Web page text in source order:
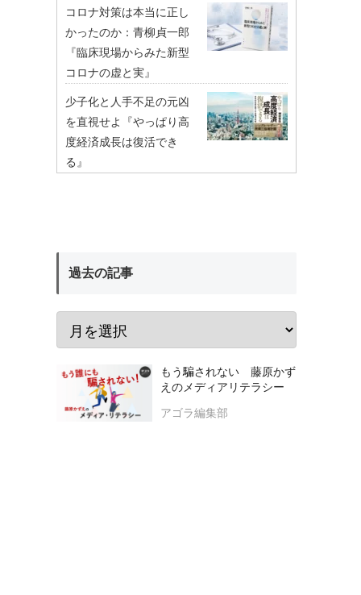
コロナ対策は本当に正し
かったのか：青柳貞一郎
『臨床現場からみた新型
コロナの虚と実』
少子化と人手不足の元凶
を直視せよ『やっぱり高
度経済成長は復活でき
る』
過去の記事
もう騙されない 藤原かず
えのメディアリテラシー
アゴラ編集部